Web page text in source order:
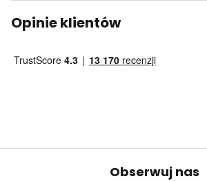
Opinie klientów
Obserwuj nas